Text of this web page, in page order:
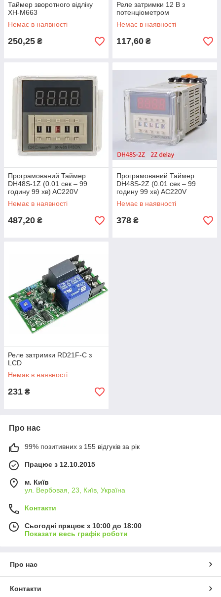
Таймер зворотного відліку
XH-M663
Немає в наявності
250,25 ₴
Реле затримки 12 В з
потенціометром
Немає в наявності
117,60 ₴
Програмований Таймер
DH48S-1Z (0.01 сек – 99
годину 99 хв) AC220V
Немає в наявності
487,20 ₴
Програмований Таймер
DH48S-2Z (0.01 сек – 99
годину 99 хв) AC220V
Немає в наявності
378 ₴
Реле затримки RD21F-C з
LCD
Немає в наявності
231 ₴
Про нас
99% позитивних з 155 відгуків за рік
Працює з 12.10.2015
м. Київ
ул. Вербовая, 23, Київ, Україна
Контакти
Сьогодні працює з 10:00 до 18:00
Показати весь графік роботи
Про нас
Контакти